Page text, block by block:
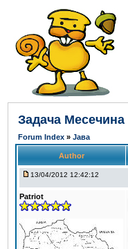
Задача Месечина
Forum Index » Јава
Author
13/04/2012 12:42:12
Patriot